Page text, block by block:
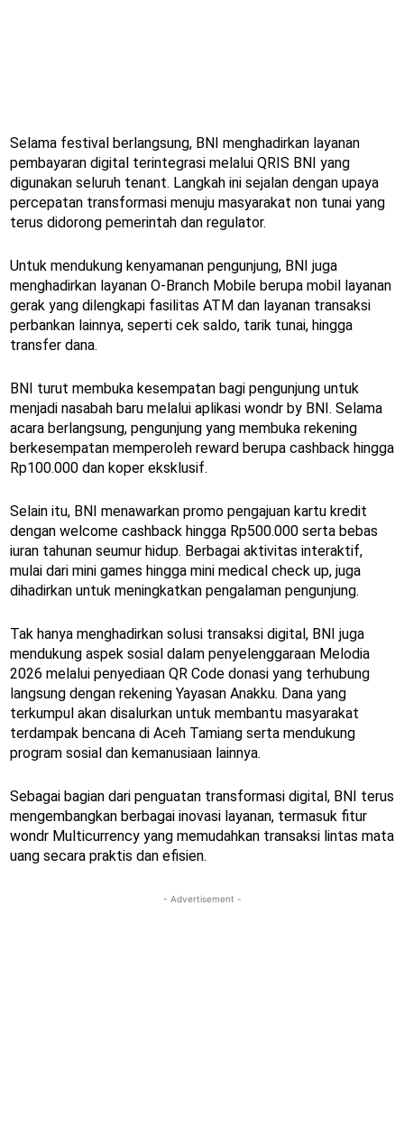
Selama festival berlangsung, BNI menghadirkan layanan
pembayaran digital terintegrasi melalui QRIS BNI yang
digunakan seluruh tenant. Langkah ini sejalan dengan upaya
percepatan transformasi menuju masyarakat non tunai yang
terus didorong pemerintah dan regulator.
Untuk mendukung kenyamanan pengunjung, BNI juga
menghadirkan layanan O-Branch Mobile berupa mobil layanan
gerak yang dilengkapi fasilitas ATM dan layanan transaksi
perbankan lainnya, seperti cek saldo, tarik tunai, hingga
transfer dana.
BNI turut membuka kesempatan bagi pengunjung untuk
menjadi nasabah baru melalui aplikasi wondr by BNI. Selama
acara berlangsung, pengunjung yang membuka rekening
berkesempatan memperoleh reward berupa cashback hingga
Rp100.000 dan koper eksklusif.
Selain itu, BNI menawarkan promo pengajuan kartu kredit
dengan welcome cashback hingga Rp500.000 serta bebas
iuran tahunan seumur hidup. Berbagai aktivitas interaktif,
mulai dari mini games hingga mini medical check up, juga
dihadirkan untuk meningkatkan pengalaman pengunjung.
Tak hanya menghadirkan solusi transaksi digital, BNI juga
mendukung aspek sosial dalam penyelenggaraan Melodia
2026 melalui penyediaan QR Code donasi yang terhubung
langsung dengan rekening Yayasan Anakku. Dana yang
terkumpul akan disalurkan untuk membantu masyarakat
terdampak bencana di Aceh Tamiang serta mendukung
program sosial dan kemanusiaan lainnya.
Sebagai bagian dari penguatan transformasi digital, BNI terus
mengembangkan berbagai inovasi layanan, termasuk fitur
wondr Multicurrency yang memudahkan transaksi lintas mata
uang secara praktis dan efisien.
- Advertisement -